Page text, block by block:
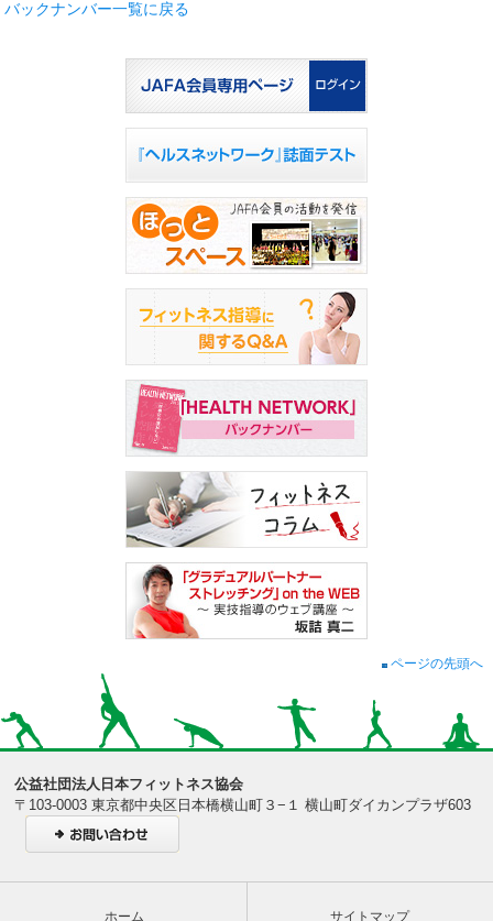
バックナンバー一覧に戻る
ページの先頭へ
公益社団法人日本フィットネス協会
〒103-0003 東京都中央区日本橋横山町３−１ 横山町ダイカンプラザ603
ホーム サイトマップ